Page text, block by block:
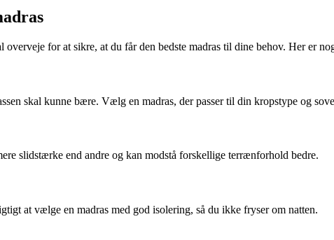
for at sikre, at du får den bedste madras til dine behov. Her er
skal kunne bære. Vælg en madras, der passer til din kropstype og
slidstærke end andre og kan modstå forskellige terrænforhold bedre.
at vælge en madras med god isolering, så du ikke fryser om natten.